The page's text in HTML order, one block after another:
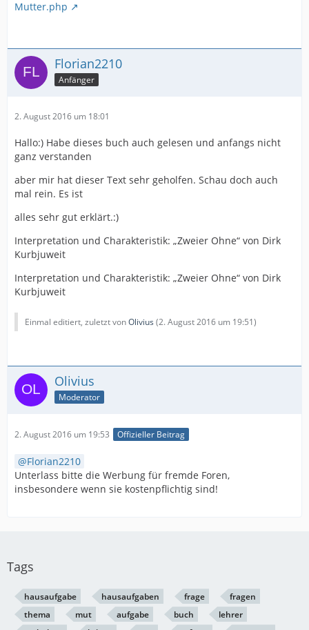
Mutter.php
Florian2210
Anfänger
2. August 2016 um 18:01
Hallo:) Habe dieses buch auch gelesen und anfangs nicht
ganz verstanden
aber mir hat dieser Text sehr geholfen. Schau doch auch
mal rein. Es ist
alles sehr gut erklärt.:)
Interpretation und Charakteristik: „Zweier Ohne“ von Dirk
Kurbjuweit
Interpretation und Charakteristik: „Zweier Ohne“ von Dirk
Kurbjuweit
Einmal editiert, zuletzt vonOlivius (2. August 2016 um 19:51)
Olivius
Moderator
2. August 2016 um 19:53 Offizieller Beitrag
Florian2210
Unterlass bitte die Werbung für fremde Foren,
insbesondere wenn sie kostenpflichtig sind!
Tags
hausaufgabe hausaufgaben frage
fragen
thema
mut aufgabe buch
lehrer